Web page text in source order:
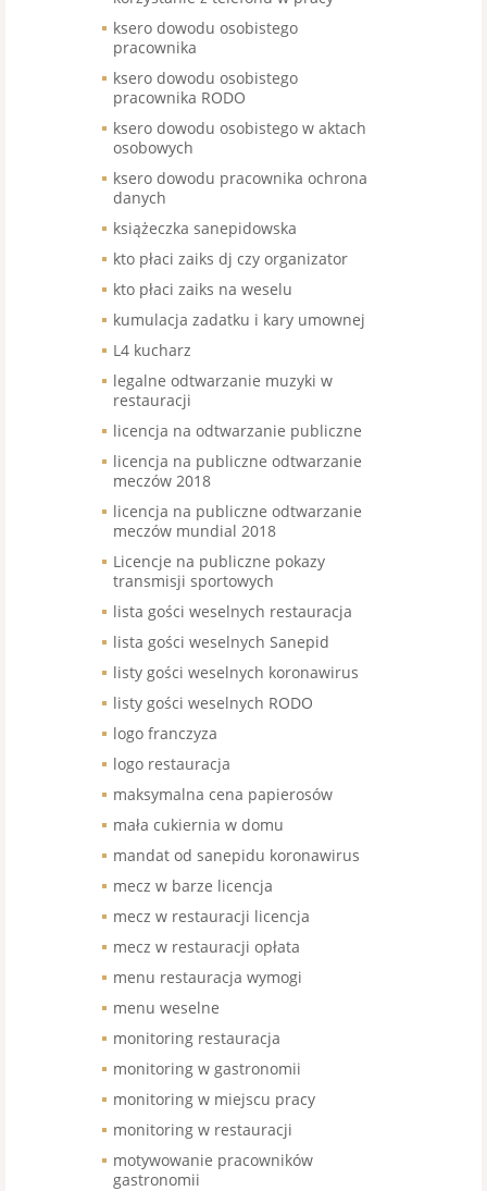
ksero dowodu osobistego
pracownika
ksero dowodu osobistego
pracownika RODO
ksero dowodu osobistego w aktach
osobowych
ksero dowodu pracownika ochrona
danych
książeczka sanepidowska
kto płaci zaiks dj czy organizator
kto płaci zaiks na weselu
kumulacja zadatku i kary umownej
L4 kucharz
legalne odtwarzanie muzyki w
restauracji
licencja na odtwarzanie publiczne
licencja na publiczne odtwarzanie
meczów 2018
licencja na publiczne odtwarzanie
meczów mundial 2018
Licencje na publiczne pokazy
transmisji sportowych
lista gości weselnych restauracja
lista gości weselnych Sanepid
listy gości weselnych koronawirus
listy gości weselnych RODO
logo franczyza
logo restauracja
maksymalna cena papierosów
mała cukiernia w domu
mandat od sanepidu koronawirus
mecz w barze licencja
mecz w restauracji licencja
mecz w restauracji opłata
menu restauracja wymogi
menu weselne
monitoring restauracja
monitoring w gastronomii
monitoring w miejscu pracy
monitoring w restauracji
motywowanie pracowników
gastronomii